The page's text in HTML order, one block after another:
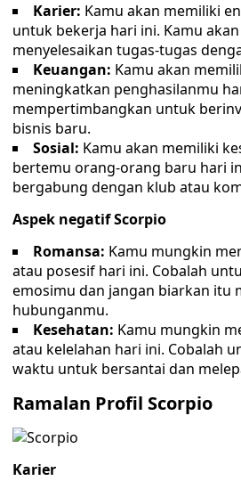
Karier: Kamu akan memiliki
untuk bekerja hari ini. Kamu
menyelesaikan tugas-tugas
Keuangan: Kamu akan
meningkatkan penghasilanmu
mempertimbangkan untuk
bisnis baru.
Sosial: Kamu akan memiliki
bertemu orang-orang baru hari
bergabung dengan klub atau
Aspek negatif Scorpio
Romansa: Kamu mungkin
atau posesif hari ini. Cobalah
emosimu dan jangan biarkan itu
hubunganmu.
Kesehatan: Kamu mungkin
atau kelelahan hari ini. Cobalah
waktu untuk bersantai dan
Ramalan Profil Scorpio
Karier